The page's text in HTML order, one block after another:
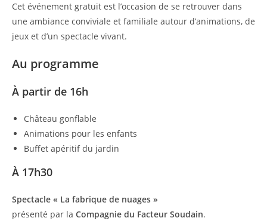
Cet événement gratuit est l’occasion de se retrouver dans
une ambiance conviviale et familiale autour d’animations, de
jeux et d’un spectacle vivant.
Au programme
À partir de 16h
Château gonflable
Animations pour les enfants
Buffet apéritif du jardin
À 17h30
Spectacle « La fabrique de nuages »
présenté par la Compagnie du Facteur Soudain.